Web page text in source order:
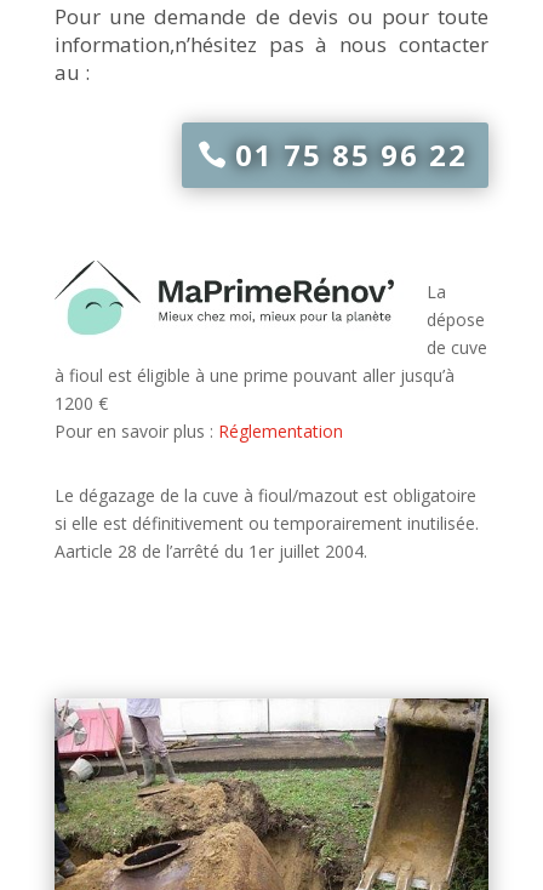
Pour une demande de devis ou pour toute
information,n’hésitez pas à nous contacter
au :
01 75 85 96 22
La
dépose
de cuve
à fioul est éligible à une prime pouvant aller jusqu’à
1200 €
Pour en savoir plus : Réglementation
Le dégazage de la cuve à fioul/mazout est obligatoire
si elle est définitivement ou temporairement inutilisée.
Aarticle 28 de l’arrêté du 1er juillet 2004.